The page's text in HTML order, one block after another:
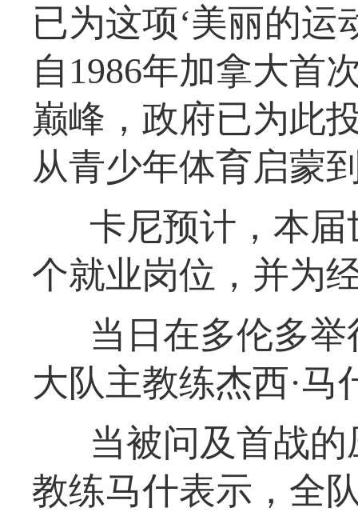
已为这项‘美丽的运
自1986年加拿大首
巅峰，政府已为此
从青少年体育启蒙
卡尼预计，本
个就业岗位，并为
当日在多伦多
大队主教练杰西·
当被问及首战
教练马什表示，全